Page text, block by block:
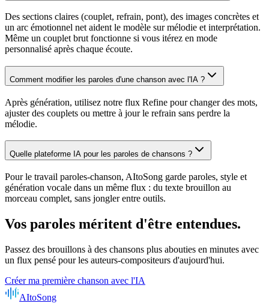
Des sections claires (couplet, refrain, pont), des images concrètes et
un arc émotionnel net aident le modèle sur mélodie et interprétation.
Même un couplet brut fonctionne si vous itérez en mode
personnalisé après chaque écoute.
Comment modifier les paroles d'une chanson avec l'IA ?
Après génération, utilisez notre flux Refine pour changer des mots,
ajuster des couplets ou mettre à jour le refrain sans perdre la
mélodie.
Quelle plateforme IA pour les paroles de chansons ?
Pour le travail paroles-chanson, AItoSong garde paroles, style et
génération vocale dans un même flux : du texte brouillon au
morceau complet, sans jongler entre outils.
Vos paroles méritent d'être entendues.
Passez des brouillons à des chansons plus abouties en minutes avec
un flux pensé pour les auteurs-compositeurs d'aujourd'hui.
Créer ma première chanson avec l'IA
AItoSong